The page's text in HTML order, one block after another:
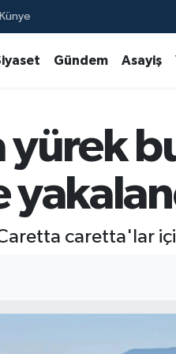
Gündem Asayiş
yürek
Caretta caretta'lar